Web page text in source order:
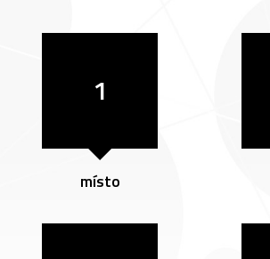
1
místo